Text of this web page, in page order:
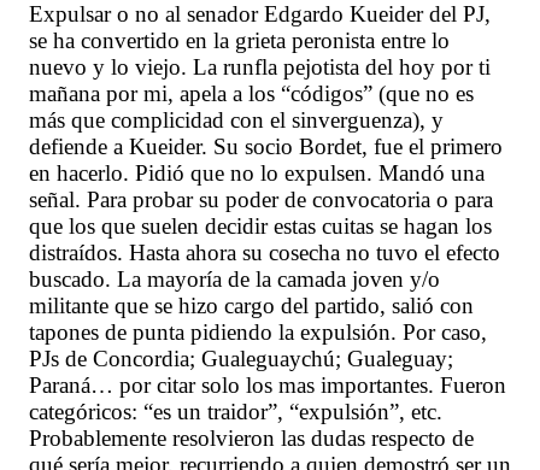
Expulsar o no al senador Edgardo Kueider del PJ,
se ha convertido en la grieta peronista entre lo
nuevo y lo viejo. La runfla pejotista del hoy por ti
mañana por mi, apela a los “códigos” (que no es
más que complicidad con el sinverguenza), y
defiende a Kueider. Su socio Bordet, fue el primero
en hacerlo. Pidió que no lo expulsen. Mandó una
señal. Para probar su poder de convocatoria o para
que los que suelen decidir estas cuitas se hagan los
distraídos. Hasta ahora su cosecha no tuvo el efecto
buscado. La mayoría de la camada joven y/o
militante que se hizo cargo del partido, salió con
tapones de punta pidiendo la expulsión. Por caso,
PJs de Concordia; Gualeguaychú; Gualeguay;
Paraná… por citar solo los mas importantes. Fueron
categóricos: “es un traidor”, “expulsión”, etc.
Probablemente resolvieron las dudas respecto de
qué sería mejor, recurriendo a quien demostró ser un